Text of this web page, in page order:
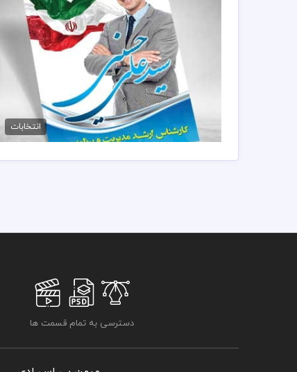
پوستر انتخابات شورای شهر
99,000 تومان
انتخابات
دسترسی به تمام قسمت ها